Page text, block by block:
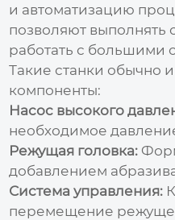
и автоматизацию
позволяют выполнять
работать с большими
Такие станки обычно
компоненты:
Насос высокого
необходимое
Режущая головка:
добавлением
Система управления:
перемещение